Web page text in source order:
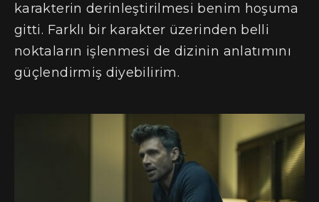
karakterin derinleştirilmesi benim hoşuma
gitti. Farklı bir karakter üzerinden belli
noktaların işlenmesi de dizinin anlatımını
güçlendirmiş diyebilirim.